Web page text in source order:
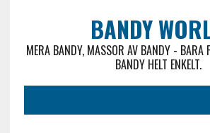
BANDY
MERA BANDY, MASSOR AV BANDY - BARA
BANDY HELT ENKELT.